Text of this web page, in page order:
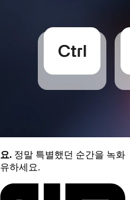
. 정말 특별했던 순간을 녹화
하세요.